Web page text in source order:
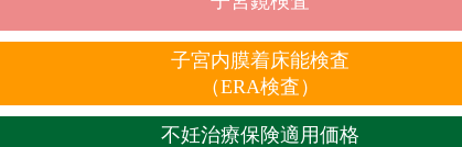
子宮内膜着床能検査
（ERA検査）
不妊治療保険適用価格